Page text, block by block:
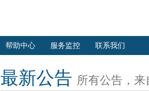
帮助中心 服务监控 联系我们
最新公告 所有公告，